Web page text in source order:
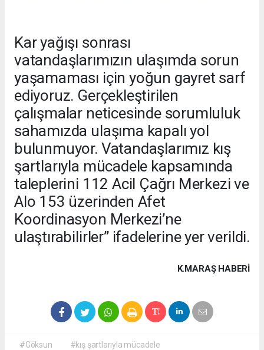
Kar yağışı sonrası
vatandaşlarımızın ulaşımda sorun
yaşamaması için yoğun gayret sarf
ediyoruz. Gerçekleştirilen
çalışmalar neticesinde sorumluluk
sahamızda ulaşıma kapalı yol
bulunmuyor. Vatandaşlarımız kış
şartlarıyla mücadele kapsamında
taleplerini 112 Acil Çağrı Merkezi ve
Alo 153 üzerinden Afet
Koordinasyon Merkezi’ne
ulaştırabilirler” ifadelerine yer verildi.
K.MARAŞ HABERİ
#Göksun #kış şartlarıyla mücadele